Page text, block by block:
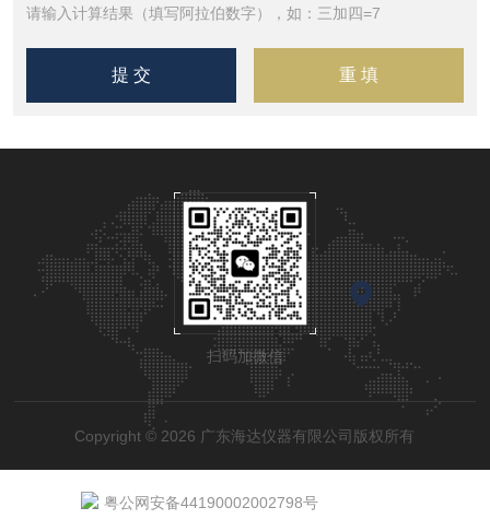
请输入计算结果（填写阿拉伯数字），如：三加四=7
扫码加微信
Copyright © 2026 广东海达仪器有限公司版权所有
粤公网安备44190002002798号